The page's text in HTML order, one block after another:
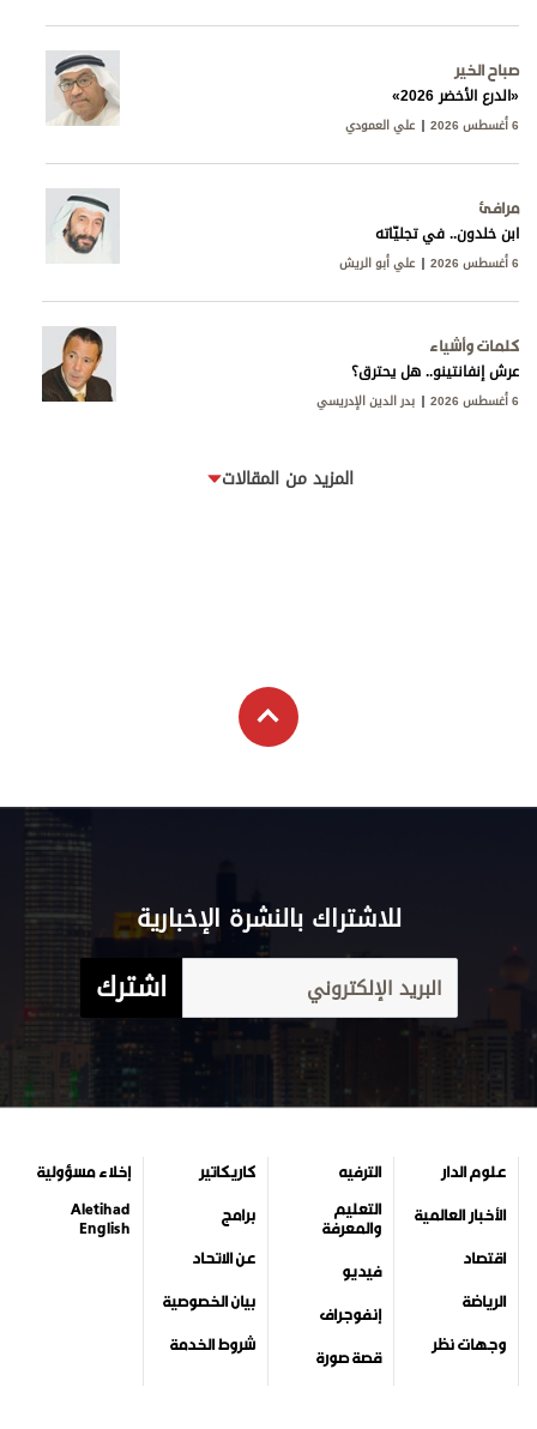
صباح الخير
«الدرع الأخضر 2026»
6 أغسطس 2026 علي العمودي
مرافئ
ابن خلدون.. في تجليّاته
6 أغسطس 2026 علي أبو الريش
كلمات وأشياء
عرش إنفانتينو.. هل يحترق؟
6 أغسطس 2026 بدر الدين الإدريسي
المزيد من المقالات
للاشتراك بالنشرة الإخبارية
اشترك
علوم الدار
الأخبار العالمية
اقتصاد
الرياضة
وجهات نظر
الترفيه
التعليم
والمعرفة
فيديو
إنفوجراف
قصة صورة
كاريكاتير
برامج
عن الاتحاد
بيان الخصوصية
شروط الخدمة
إخلاء مسؤولية
Aletihad
English